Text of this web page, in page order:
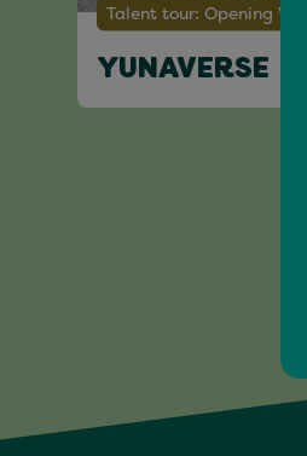
Talent tour: Opening
YUNAVERSE